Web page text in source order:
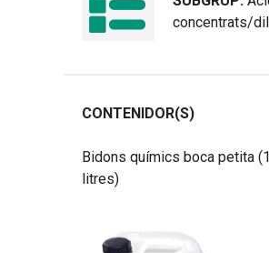
concentrats/
CONTENIDOR(S)
Bidons químics boca petita
litres)